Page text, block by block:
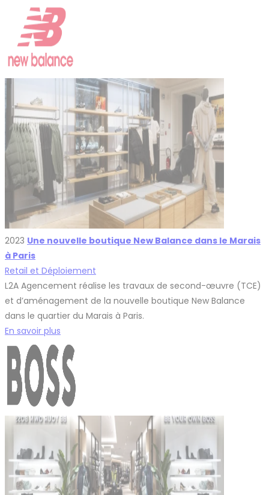
2023 Une nouvelle boutique New Balance dans le Marais
à Paris
Retail et Déploiement
L2A Agencement réalise les travaux de second-œuvre (TCE)
et d’aménagement de la nouvelle boutique New Balance
dans le quartier du Marais à Paris.
En savoir plus